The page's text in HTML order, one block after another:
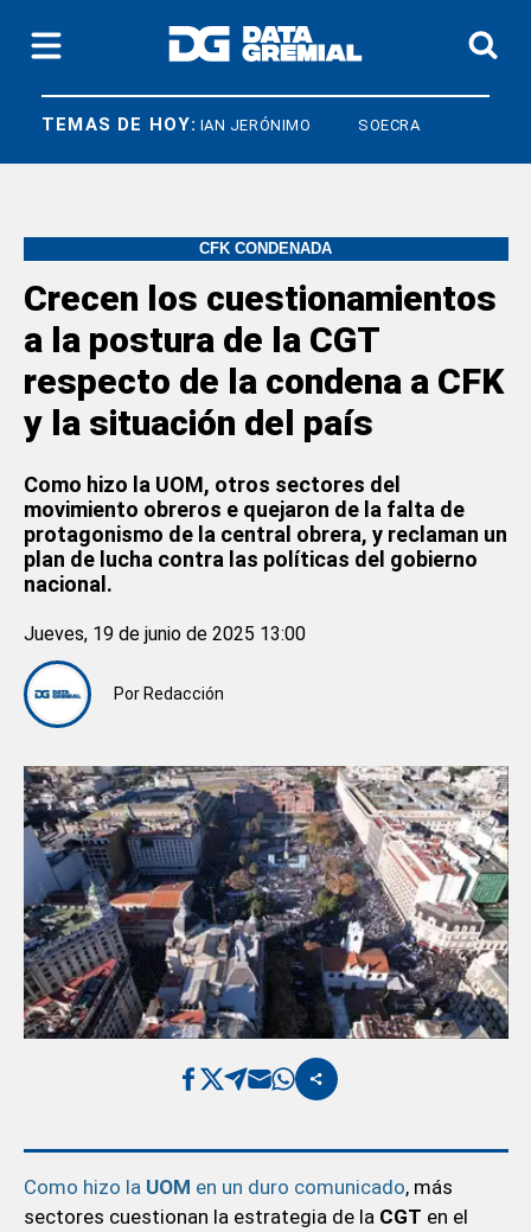
TEMAS DE HOY:
CRISTIAN JERÓNIMO SOECRA
CFK CONDENADA
Crecen los cuestionamientos
a la postura de la CGT
respecto de la condena a CFK
y la situación del país
Como hizo la UOM, otros sectores del
movimiento obreros e quejaron de la falta de
protagonismo de la central obrera, y reclaman un
plan de lucha contra las políticas del gobierno
nacional.
Por Redacción
Jueves, 19 de junio de 2025 13:00
Como hizo la UOM en un duro comunicado, más
sectores cuestionan la estrategia de la CGT en el